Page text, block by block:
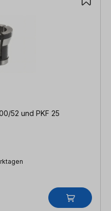
52 und PKF 25